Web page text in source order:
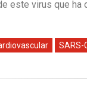
este virus que ha
SARS-